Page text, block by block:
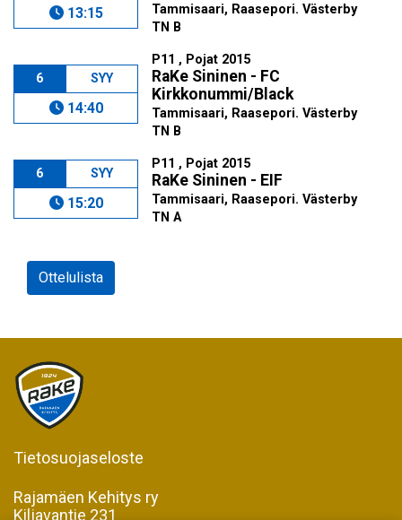
13:15
Tammisaari, Raasepori. Västerby
TN B
6 SYY
14:40
P11 , Pojat 2015
RaKe Sininen - FC
Kirkkonummi/Black
Tammisaari, Raasepori. Västerby
TN B
6 SYY
15:20
P11 , Pojat 2015
RaKe Sininen - EIF
Tammisaari, Raasepori. Västerby
TN A
Ottelulista
Tietosuojaseloste
Rajamäen Kehitys ry
Kiljavantie 231